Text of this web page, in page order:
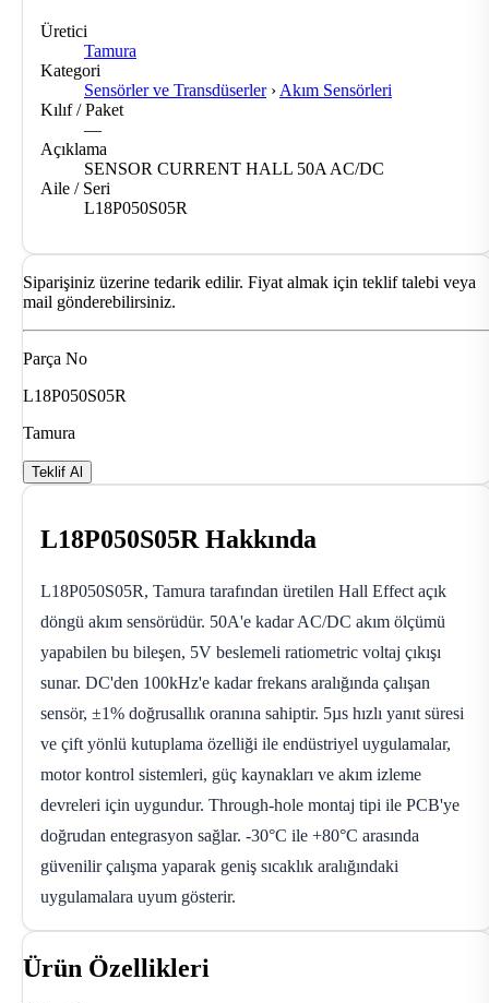
Üretici
Tamura
Kategori
Sensörler ve Transdüserler › Akım Sensörleri
Kılıf / Paket
—
Açıklama
SENSOR CURRENT HALL 50A AC/DC
Aile / Seri
L18P050S05R
Siparişiniz üzerine tedarik edilir. Fiyat almak için teklif talebi veya
mail gönderebilirsiniz.
Parça No
L18P050S05R
Tamura
Teklif Al
L18P050S05R Hakkında
L18P050S05R, Tamura tarafından üretilen Hall Effect açık
döngü akım sensörüdür. 50A'e kadar AC/DC akım ölçümü
yapabilen bu bileşen, 5V beslemeli ratiometric voltaj çıkışı
sunar. DC'den 100kHz'e kadar frekans aralığında çalışan
sensör, ±1% doğrusallık oranına sahiptir. 5µs hızlı yanıt süresi
ve çift yönlü kutuplama özelliği ile endüstriyel uygulamalar,
motor kontrol sistemleri, güç kaynakları ve akım izleme
devreleri için uygundur. Through-hole montaj tipi ile PCB'ye
doğrudan entegrasyon sağlar. -30°C ile +80°C arasında
güvenilir çalışma yaparak geniş sıcaklık aralığındaki
uygulamalara uyum gösterir.
Ürün Özellikleri